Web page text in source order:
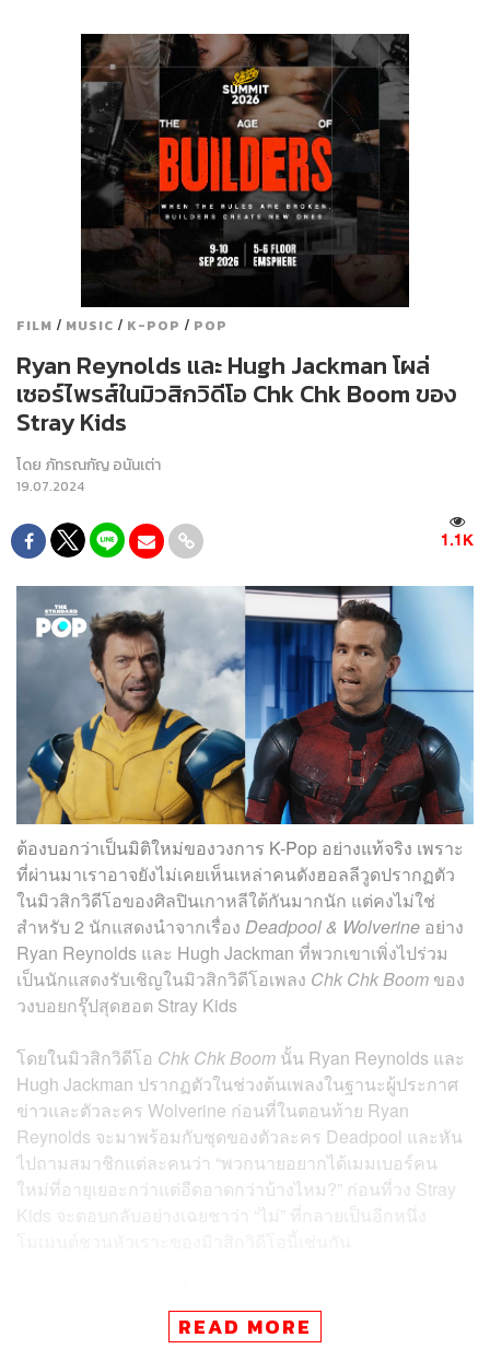
FILM / MUSIC / K-POP / POP
Ryan Reynolds และ Hugh Jackman โผล่
เซอร์ไพรส์ในมิวสิกวิดีโอ Chk Chk Boom ของ
Stray Kids
โดย ภัทรณกัญ อนันเต่า
19.07.2024
1.1K
ต้องบอกว่าเป็นมิติใหม่ของวงการ K-Pop อย่างแท้จริง เพราะ
ที่ผ่านมาเราอาจยังไม่เคยเห็นเหล่าคนดังฮอลลีวูดปรากฏตัว
ในมิวสิกวิดีโอของศิลปินเกาหลีใต้กันมากนัก แต่คงไม่ใช่
สำหรับ 2 นักแสดงนำจากเรื่อง Deadpool & Wolverine อย่าง
Ryan Reynolds และ Hugh Jackman ที่พวกเขาเพิ่งไปร่วม
เป็นนักแสดงรับเชิญในมิวสิกวิดีโอเพลง Chk Chk Boom ของ
วงบอยกรุ๊ปสุดฮอต Stray Kids
โดยในมิวสิกวิดีโอ Chk Chk Boom นั้น Ryan Reynolds และ
Hugh Jackman ปรากฏตัวในช่วงต้นเพลงในฐานะผู้ประกาศ
ข่าวและตัวละคร Wolverine ก่อนที่ในตอนท้าย Ryan
Reynolds จะมาพร้อมกับชุดของตัวละคร Deadpool และหัน
ไปถามสมาชิกแต่ละคนว่า “พวกนายอยากได้เมมเบอร์คน
ใหม่ที่อายุเยอะกว่าแต่อืดอาดกว่าบ้างไหม?” ก่อนที่วง Stray
Kids จะตอบกลับอย่างเฉยชาว่า “ไม่” ที่กลายเป็นอีกหนึ่ง
Felix และ Bang Chan มาแล้วในช่วงที่พวกเขามาโปรโมต
Deadpool & Wolverineที่เกาหลีใต้ และใน
READ MORE